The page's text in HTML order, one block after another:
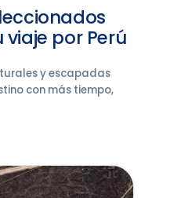
por Perú
y escapadas
con más tiempo,